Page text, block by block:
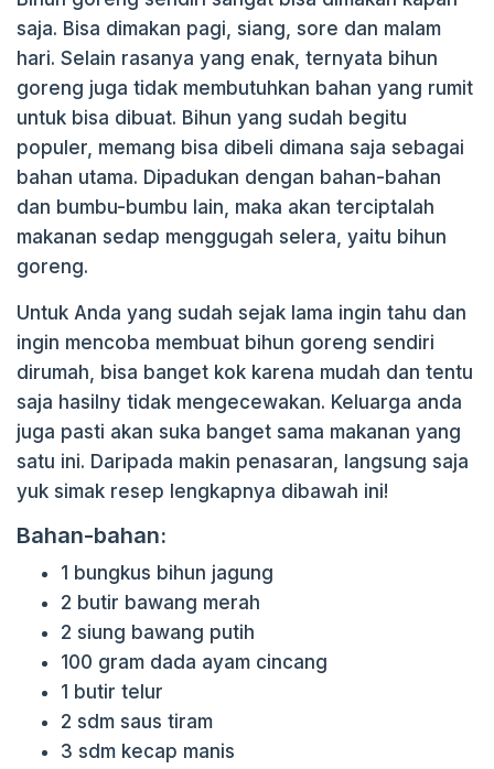
saja. Bisa dimakan pagi, siang, sore dan malam
hari. Selain rasanya yang enak, ternyata bihun
goreng juga tidak membutuhkan bahan yang rumit
untuk bisa dibuat. Bihun yang sudah begitu
populer, memang bisa dibeli dimana saja sebagai
bahan utama. Dipadukan dengan bahan-bahan
dan bumbu-bumbu lain, maka akan terciptalah
makanan sedap menggugah selera, yaitu bihun
goreng.
Untuk Anda yang sudah sejak lama ingin tahu dan
ingin mencoba membuat bihun goreng sendiri
dirumah, bisa banget kok karena mudah dan tentu
saja hasilny tidak mengecewakan. Keluarga anda
juga pasti akan suka banget sama makanan yang
satu ini. Daripada makin penasaran, langsung saja
yuk simak resep lengkapnya dibawah ini!
Bahan-bahan:
1 bungkus bihun jagung
2 butir bawang merah
2 siung bawang putih
100 gram dada ayam cincang
1 butir telur
2 sdm saus tiram
3 sdm kecap manis